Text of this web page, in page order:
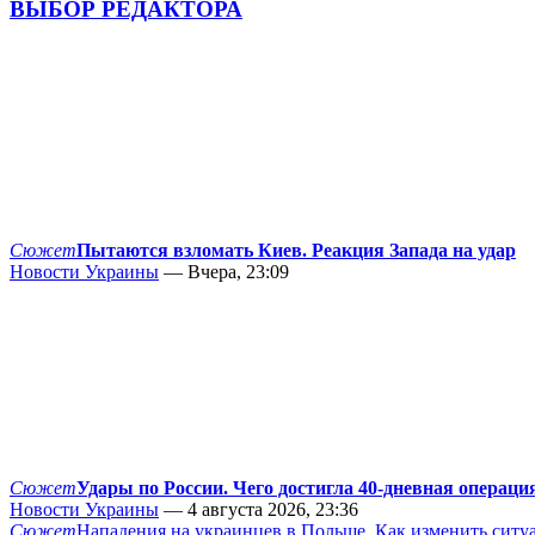
ВЫБОР РЕДАКТОРА
СюжетПытаются взломать Киев. Реакция Запада на удар
Новости Украины — Вчера, 23:09
СюжетУдары по России. Чего достигла 40-дневная
Новости Украины — 4 августа 2026, 23:36